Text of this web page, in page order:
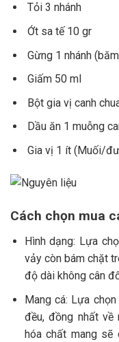
Tỏi 3 nhánh
Ớt sa tế 10 gr
Gừng 1 nhánh
Giấm 50 ml
Bột gia vị canh
Dầu ăn 1 muỗng
Gia vị 1 ít (Muối/
Cách chọn mua
Hình dạng: Lựa
vảy còn bám chặt
độ dài không cân
Mang cá: Lựa
đều, đồng nhất về
hóa chất mang sẽ